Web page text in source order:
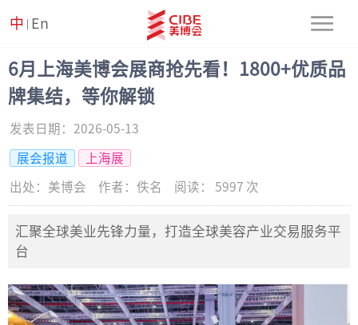
中 En
6月上海美博会展商抢先看！1800+优质品
牌集结，等你解锁
发表日期： 2026-05-13
展会报道 上海展
出处： 美博会 作者： 佚名 阅读： 5997 次
汇聚全球美业先锋力量，打造全球美容产业交易服务平
台